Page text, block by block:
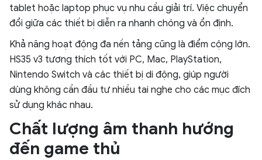
tablet hoặc laptop phục vụ nhu cầu giải trí. Việc chuyển
đổi giữa các thiết bị diễn ra nhanh chóng và ổn định.
Khả năng hoạt động đa nền tảng cũng là điểm cộng lớn.
HS35 v3 tương thích tốt với PC, Mac, PlayStation,
Nintendo Switch và các thiết bị di động, giúp người
dùng không cần đầu tư nhiều tai nghe cho các mục đích
sử dụng khác nhau.
Chất lượng âm thanh hướng
đến game thủ